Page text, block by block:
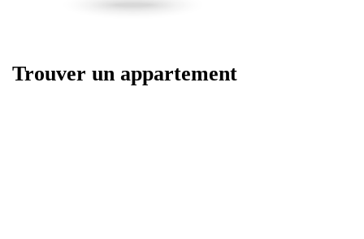
Trouver un appartement